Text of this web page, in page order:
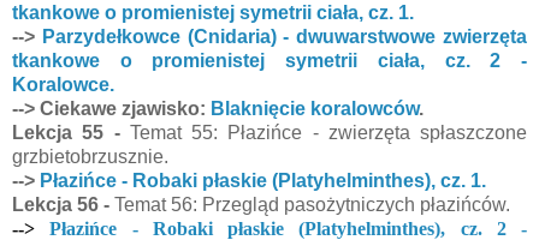
tkankowe o promienistej symetrii ciała, cz. 1.
--> Parzydełkowce (Cnidaria) - dwuwarstwowe zwierzęta
tkankowe o promienistej symetrii ciała, cz. 2 -
Koralowce.
--> Ciekawe zjawisko: Blaknięcie koralowców.
Lekcja 55 - Temat 55: Płazińce - zwierzęta spłaszczone
grzbietobrzusznie.
--> Płazińce - Robaki płaskie (Platyhelminthes), cz. 1.
Lekcja 56 - Temat 56: Przegląd pasożytniczych płazińców.
-->Płazińce - Robaki płaskie (Platyhelminthes), cz. 2 -